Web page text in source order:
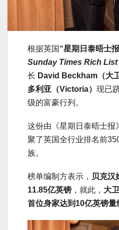
根据英国 “星期日泰晤士
Sunday Times Rich List
长 David Beckham（大
多利亚（Victoria） 现已
级的富豪行列。
这份由《星期日泰晤士报
聚了英国全行业排名前
族。
榜单编制方表示， 贝克汉
11.85亿英镑 ，就此， 大
首位身家达到10亿英镑量